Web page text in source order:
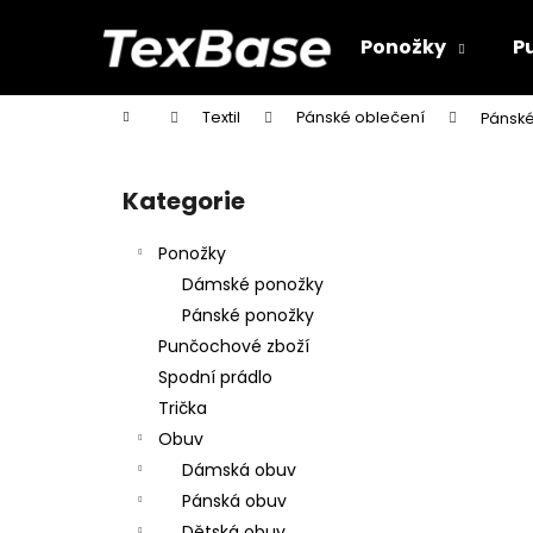
Ponožky
Domů Textil Pánské oblečení
Přeskočit
kategorie
Kategorie
Ponožky
Dámské ponožky
Pánské ponožky
Punčochové zboží
Spodní prádlo
Trička
Obuv
Dámská obuv
Pánská obuv
í
Zpět
do
Zpět
do